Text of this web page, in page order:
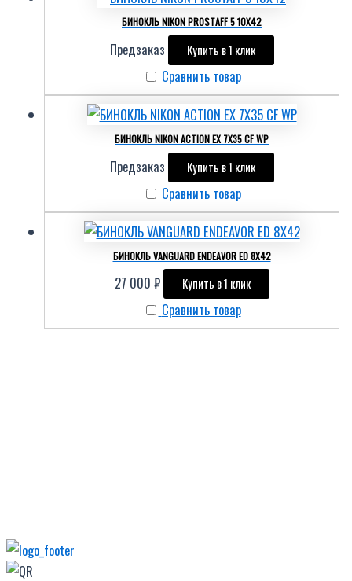
БИНОКЛЬ NIKON PROSTAFF 5 10X42
Предзаказ Купить в 1 клик
Сравнить товар
БИНОКЛЬ NIKON ACTION EX 7X35 CF WP
Предзаказ Купить в 1 клик
Сравнить товар
БИНОКЛЬ VANGUARD ENDEAVOR ED 8X42
27 000 ₽ Купить в 1 клик
Сравнить товар